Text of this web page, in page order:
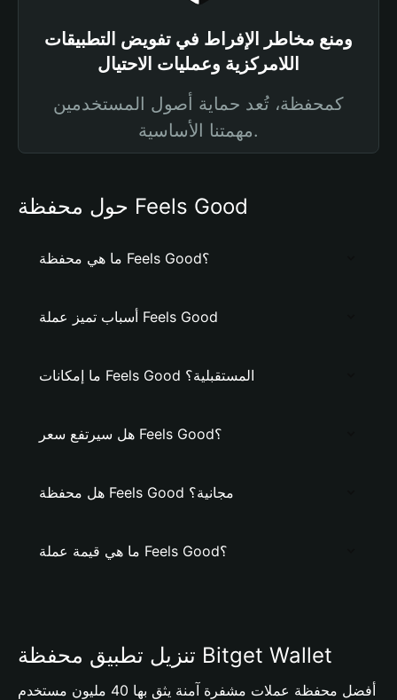
ومنع مخاطر الإفراط في تفويض التطبيقات
اللامركزية وعمليات الاحتيال
كمحفظة، تُعد حماية أصول المستخدمين
مهمتنا الأساسية.
حول محفظة Feels Good
ما هي محفظة Feels Good؟
أسباب تميز عملة Feels Good
ما إمكانات Feels Good المستقبلية؟
هل سيرتفع سعر Feels Good؟
هل محفظة Feels Good مجانية؟
ما هي قيمة عملة Feels Good؟
تنزيل تطبيق محفظة Bitget Wallet
أفضل محفظة عملات مشفرة آمنة يثق بها 40 مليون مستخدم